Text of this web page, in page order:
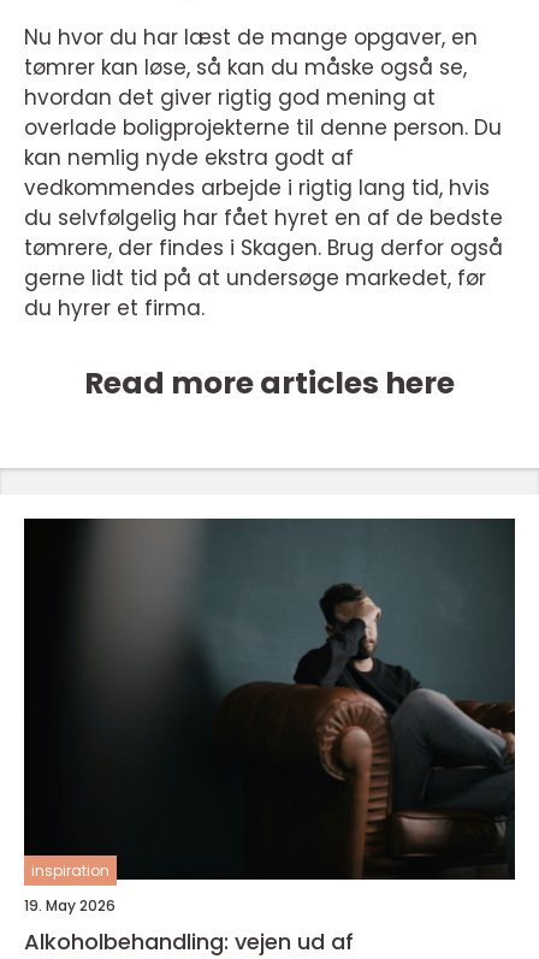
Nu hvor du har læst de mange opgaver, en
tømrer kan løse, så kan du måske også se,
hvordan det giver rigtig god mening at
overlade boligprojekterne til denne person. Du
kan nemlig nyde ekstra godt af
vedkommendes arbejde i rigtig lang tid, hvis
du selvfølgelig har fået hyret en af de bedste
tømrere, der findes i Skagen. Brug derfor også
gerne lidt tid på at undersøge markedet, før
du hyrer et firma.
Read more articles here
inspiration
19. May 2026
Alkoholbehandling: vejen ud af